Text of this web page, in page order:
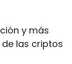
y más
las criptos